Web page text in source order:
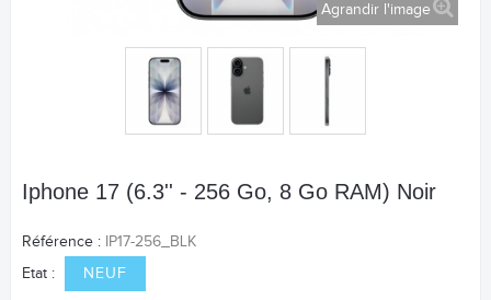
Agrandir l'image
Iphone 17 (6.3'' - 256 Go, 8 Go RAM) Noir
Référence : IP17-256_BLK
Etat :
NEUF